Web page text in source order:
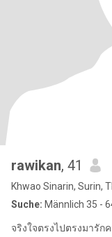
rawikan, 41
Khwao Sinarin, Surin,
Suche: Männlich 35 -
จริงใจตรงไปตรงมารัก